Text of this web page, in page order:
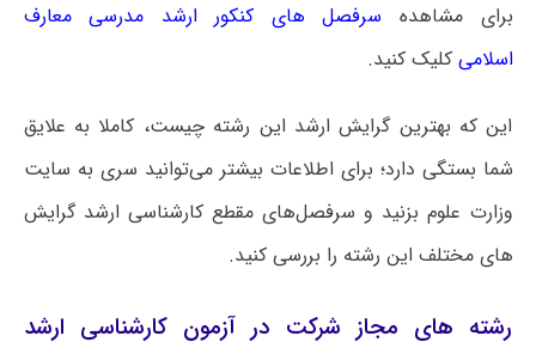
برای مشاهده سرفصل های کنکور ارشد مدرسی معارف
اسلامی کلیک کنید.
این که بهترین گرایش ارشد این رشته چیست، کاملا به علایق
شما بستگی دارد؛ برای اطلاعات بیشتر می‌توانید سری به سایت
وزارت علوم بزنید و سرفصل‌های مقطع کارشناسی ارشد گرایش
های مختلف این رشته را بررسی کنید.
رشته های مجاز شرکت در آزمون کارشناسی ارشد